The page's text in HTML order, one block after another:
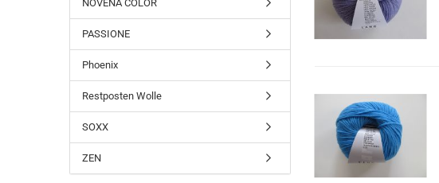
NOVENA COLOR
PASSIONE
Phoenix
Restposten Wolle
SOXX
ZEN